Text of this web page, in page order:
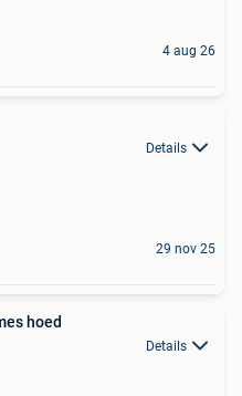
4 aug 26
Details
29 nov 25
hoed
Details